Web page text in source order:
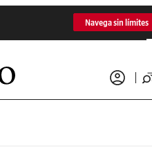
Navega sin límites